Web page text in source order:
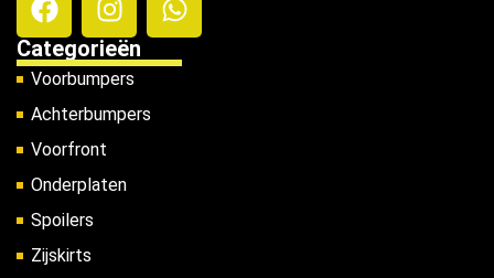
Categorieën
Voorbumpers
Achterbumpers
Voorfront
Onderplaten
Spoilers
Zijskirts